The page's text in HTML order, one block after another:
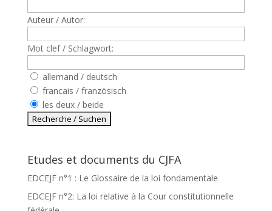
Auteur / Autor:
Mot clef / Schlagwort:
allemand / deutsch
francais / französisch
les deux / beide
Etudes et documents du CJFA
EDCEJF n°1 : Le Glossaire de la loi fondamentale
EDCEJF n°2: La loi relative à la Cour constitutionnelle